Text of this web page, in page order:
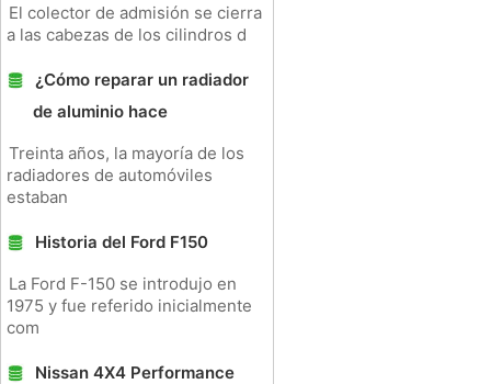
El colector de admisión se cierra
a las cabezas de los cilindros d
¿Cómo reparar un radiador
de aluminio hace
Treinta años, la mayoría de los
radiadores de automóviles
estaban
Historia del Ford F150
La Ford F-150 se introdujo en
1975 y fue referido inicialmente
com
Nissan 4X4 Performance